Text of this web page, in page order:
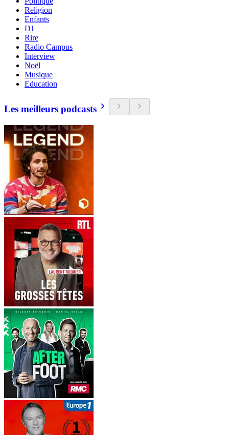
Religion
Enfants
DJ
Rire
Radio Campus
Interview
Noël
Musique
Education
Les meilleurs podcasts